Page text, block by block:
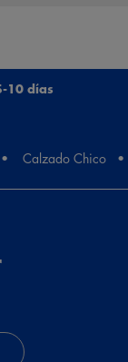
10 días
Calzado Chico